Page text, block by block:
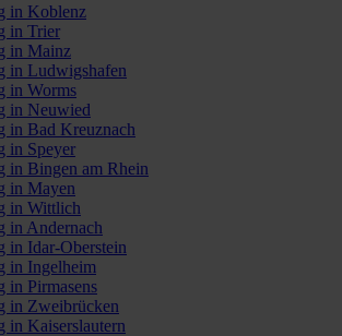
in Koblenz
in Trier
in Mainz
in Ludwigshafen
in Worms
in Neuwied
in Bad Kreuznach
in Speyer
in Bingen am Rhein
in Mayen
in Wittlich
in Andernach
in Idar-Oberstein
in Ingelheim
in Pirmasens
in Zweibrücken
in Kaiserslautern